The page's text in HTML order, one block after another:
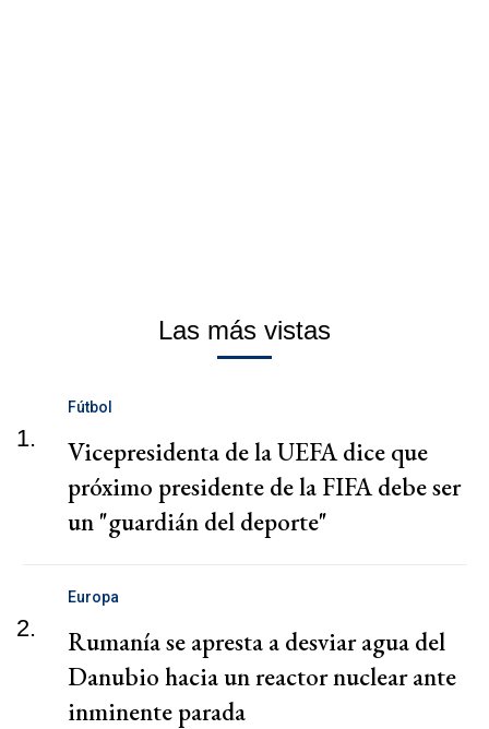
Las más vistas
1.
Fútbol
Vicepresidenta de la UEFA dice que
próximo presidente de la FIFA debe ser
un "guardián del deporte"
2.
Europa
Rumanía se apresta a desviar agua del
Danubio hacia un reactor nuclear ante
inminente parada